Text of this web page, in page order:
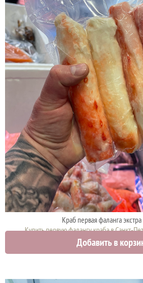
Краб первая фаланга
Купить первую фалангу краба в Санкт-
12000 руб.
Добавить в